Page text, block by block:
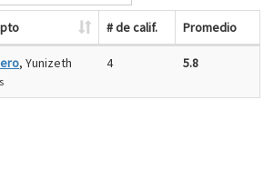
# de calif. Promedio
, Yunizeth 4 5.8